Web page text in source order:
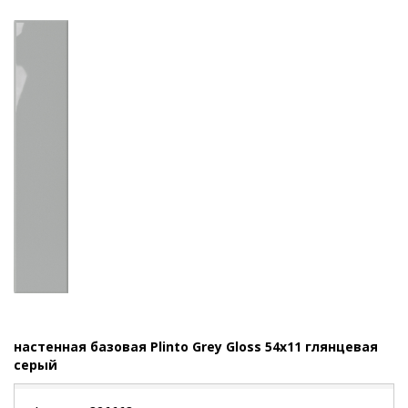
настенная базовая Plinto Grey Gloss 54x11 глянцевая
серый